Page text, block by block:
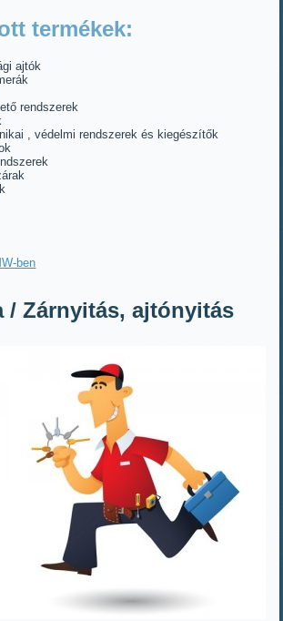
termékek:
ajtók
rendszerek
, védelmi rendszerek és kiegészítők
ben
/ Zárnyitás, ajtónyitás